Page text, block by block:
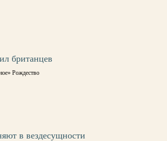
британцев
Рождество
в вездесущности